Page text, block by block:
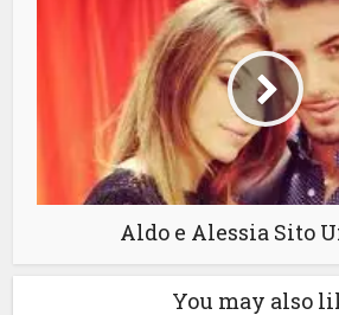
Aldo e Alessia Sito
You may also